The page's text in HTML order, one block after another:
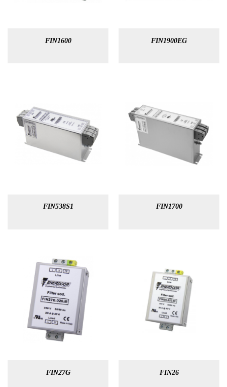
FIN1600 FIN1900EG
FIN538S1 FIN1700
FIN27G FIN26